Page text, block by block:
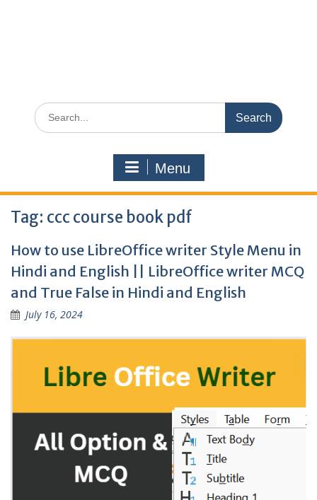
Search
for:
Menu
Tag: ccc course book pdf
How to use LibreOffice writer Style Menu in
Hindi and English || LibreOffice writer MCQ
and True False in Hindi and English
July 16, 2024